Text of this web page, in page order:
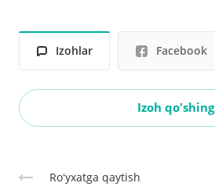
Izohlar Facebook
Izoh qo'shing
Roʻyxatga qaytish